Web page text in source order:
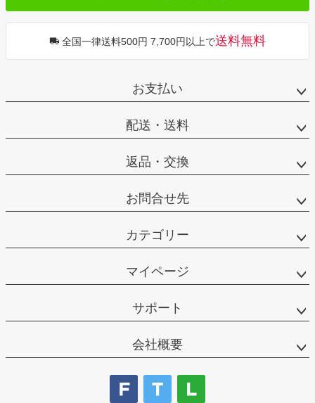
全国一律送料500円 7,700円以上で送料無料
お支払い
配送・送料
返品・交換
お問合せ先
カテゴリー
マイページ
サポート
会社概要